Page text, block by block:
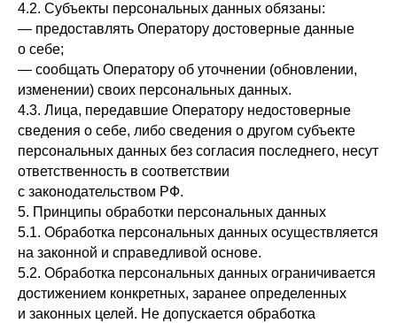
4.2. Субъекты персональных данных обязаны:
— предоставлять Оператору достоверные данные
о себе;
— сообщать Оператору об уточнении (обновлении,
изменении) своих персональных данных.
4.3. Лица, передавшие Оператору недостоверные
сведения о себе, либо сведения о другом субъекте
персональных данных без согласия последнего, несут
ответственность в соответствии
с законодательством РФ.
5. Принципы обработки персональных данных
5.1. Обработка персональных данных осуществляется
на законной и справедливой основе.
5.2. Обработка персональных данных ограничивается
достижением конкретных, заранее определенных
и законных целей. Не допускается обработка